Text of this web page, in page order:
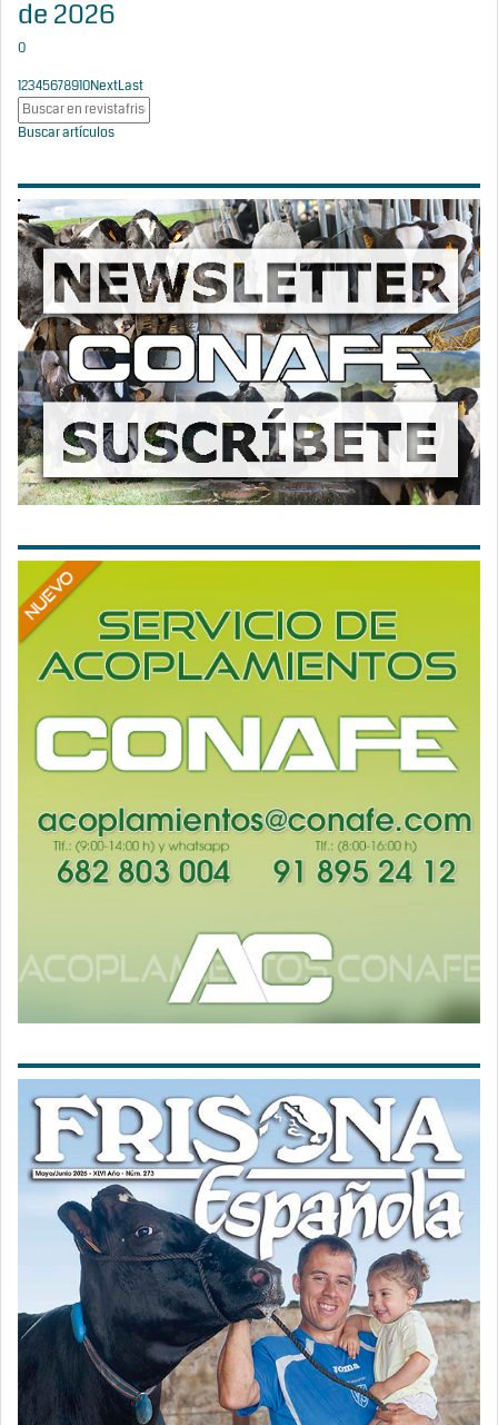
de 2026
0
12345678910NextLast
Buscar artículos